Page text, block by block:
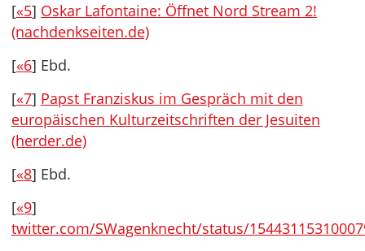
[«5] Oskar Lafontaine: Öffnet Nord Stream 2!
(nachdenkseiten.de)
[«6] Ebd.
[«7] Papst Franziskus im Gespräch mit den
europäischen Kulturzeitschriften der Jesuiten
(herder.de)
[«8] Ebd.
[«9]
twitter.com/SWagenknecht/status/